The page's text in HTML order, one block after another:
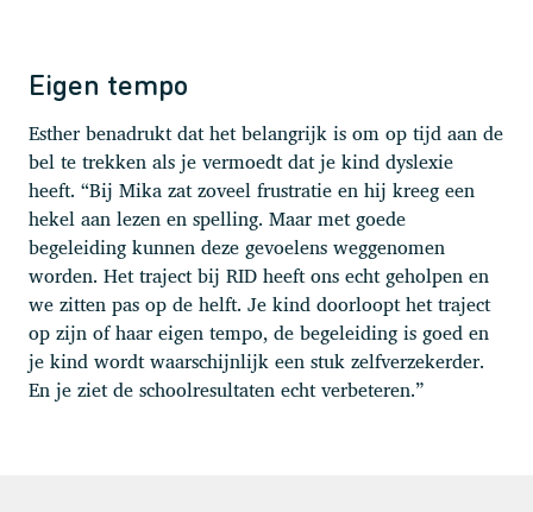
Eigen tempo
Esther benadrukt dat het belangrijk is om op tijd aan de
bel te trekken als je vermoedt dat je kind dyslexie
heeft. “Bij Mika zat zoveel frustratie en hij kreeg een
hekel aan lezen en spelling. Maar met goede
begeleiding kunnen deze gevoelens weggenomen
worden. Het traject bij RID heeft ons echt geholpen en
we zitten pas op de helft. Je kind doorloopt het traject
op zijn of haar eigen tempo, de begeleiding is goed en
je kind wordt waarschijnlijk een stuk zelfverzekerder.
En je ziet de schoolresultaten echt verbeteren.”